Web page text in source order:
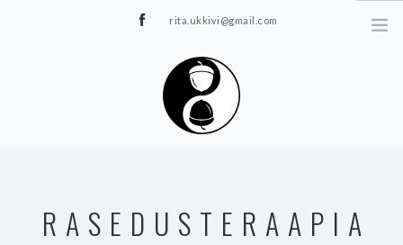
rita.ukkivi@gmail.com
JOOGA/PILATES
RASEDUSTERAAPIA